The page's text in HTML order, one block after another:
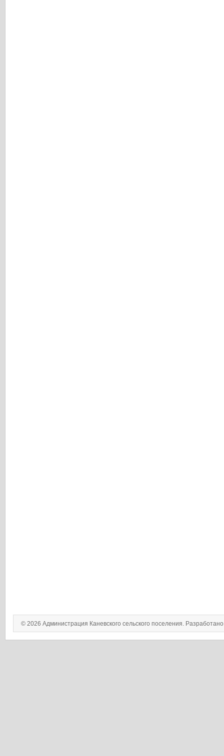
© 2026 Администрация Каневского сельского поселения.